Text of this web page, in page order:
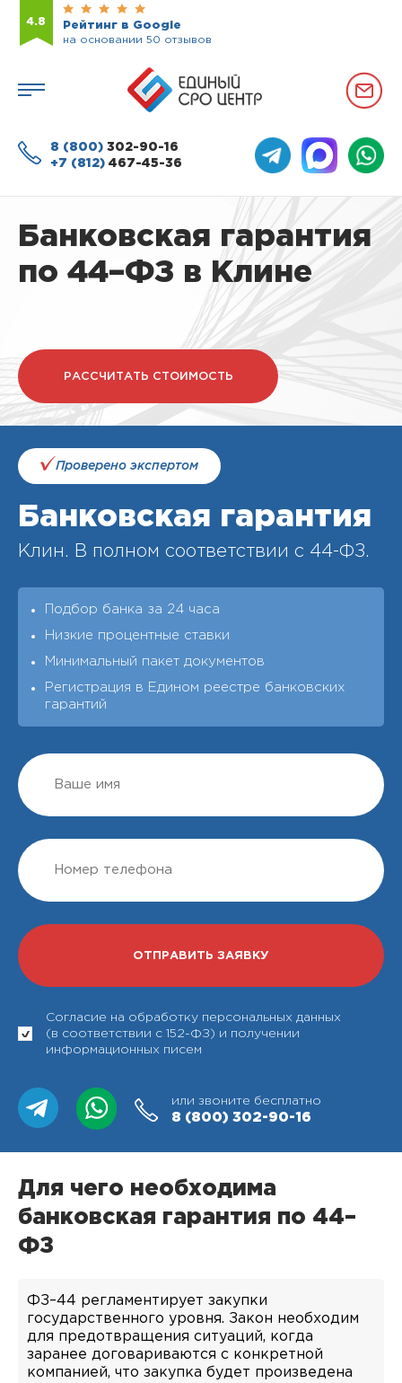
4.8
Рейтинг в Google
на основании 50 отзывов
8 (800) 302-90-16
+7 (812) 467-45-36
Банковская гарантия
по 44–ФЗ в Клине
РАССЧИТАТЬ СТОИМОСТЬ
Проверено экспертом
Банковская гарантия
Клин. В полном соответствии с 44-ФЗ.
Подбор банка за 24 часа
Низкие процентные ставки
Минимальный пакет документов
Регистрация в Едином реестре банковских
гарантий
Согласие на обработку персональных данных
(в соответствии с 152-ФЗ) и получении
информационных писем
или звоните бесплатно
8 (800) 302-90-16
Для чего необходима
банковская гарантия по 44–
ФЗ
ФЗ–44 регламентирует закупки
государственного уровня. Закон необходим
для предотвращения ситуаций, когда
заранее договариваются с конкретной
компанией, что закупка будет произведена